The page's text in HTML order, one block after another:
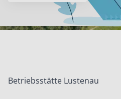
Betriebsstätte Lustenau